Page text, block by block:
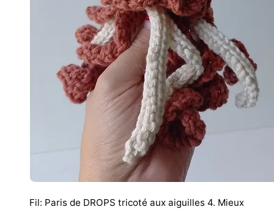
Fil: Paris de DROPS tricoté aux aiguilles 4. Mieux